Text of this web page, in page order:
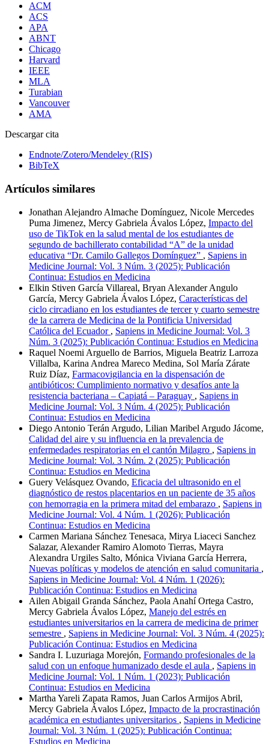
ACM
ACS
APA
ABNT
Chicago
Harvard
IEEE
MLA
Turabian
Vancouver
AMA
Descargar cita
Endnote/Zotero/Mendeley (RIS)
BibTeX
Artículos similares
Jonathan Alejandro Almache Domínguez, Nicole Mercedes
Puma Jimenez, Mercy Gabriela Ávalos López, Impacto del
uso de TikTok en la salud mental de los estudiantes de
segundo de bachillerato contabilidad “A” de la unidad
educativa “Dr. Camilo Gallegos Domínguez” , Sapiens in
Medicine Journal: Vol. 3 Núm. 3 (2025): Publicación
Continua: Estudios en Medicina
Elkin Stiven García Villareal, Bryan Alexander Angulo
García, Mercy Gabriela Ávalos López, Características del
ciclo circadiano en los estudiantes de tercer y cuarto semestre
de la carrera de Medicina de la Pontificia Universidad
Católica del Ecuador , Sapiens in Medicine Journal: Vol. 3
Núm. 3 (2025): Publicación Continua: Estudios en Medicina
Raquel Noemi Arguello de Barrios, Miguela Beatriz Larroza
Villalba, Karina Andrea Mareco Medina, Sol María Zárate
Ruiz Díaz, Farmacovigilancia en la dispensación de
antibióticos: Cumplimiento normativo y desafíos ante la
resistencia bacteriana – Capiatá – Paraguay , Sapiens in
Medicine Journal: Vol. 3 Núm. 4 (2025): Publicación
Continua: Estudios en Medicina
Diego Antonio Terán Argudo, Lilian Maribel Argudo Jácome,
Calidad del aire y su influencia en la prevalencia de
enfermedades respiratorias en el cantón Milagro , Sapiens in
Medicine Journal: Vol. 3 Núm. 2 (2025): Publicación
Continua: Estudios en Medicina
Guery Velásquez Ovando, Eficacia del ultrasonido en el
diagnóstico de restos placentarios en un paciente de 35 años
con hemorragia en la primera mitad del embarazo , Sapiens in
Medicine Journal: Vol. 4 Núm. 1 (2026): Publicación
Continua: Estudios en Medicina
Carmen Mariana Sánchez Tenesaca, Mirya Liaceci Sanchez
Salazar, Alexander Ramiro Alomoto Tierras, Mayra
Alexandra Urgiles Salto, Mónica Viviana García Herrera,
Nuevas políticas y modelos de atención en salud comunitaria ,
Sapiens in Medicine Journal: Vol. 4 Núm. 1 (2026):
Publicación Continua: Estudios en Medicina
Ailen Abigail Granda Sánchez, Paola Anahí Ortega Castro,
Mercy Gabriela Ávalos López, Manejo del estrés en
estudiantes universitarios en la carrera de medicina de primer
semestre , Sapiens in Medicine Journal: Vol. 3 Núm. 4 (2025):
Publicación Continua: Estudios en Medicina
Sandra I. Luzuriaga Morejón, Formando profesionales de la
salud con un enfoque humanizado desde el aula , Sapiens in
Medicine Journal: Vol. 1 Núm. 1 (2023): Publicación
Continua: Estudios en Medicina
Martha Yareli Zapata Ramos, Juan Carlos Armijos Abril,
Mercy Gabriela Ávalos López, Impacto de la procrastinación
académica en estudiantes universitarios , Sapiens in Medicine
Journal: Vol. 3 Núm. 1 (2025): Publicación Continua:
Estudios en Medicina